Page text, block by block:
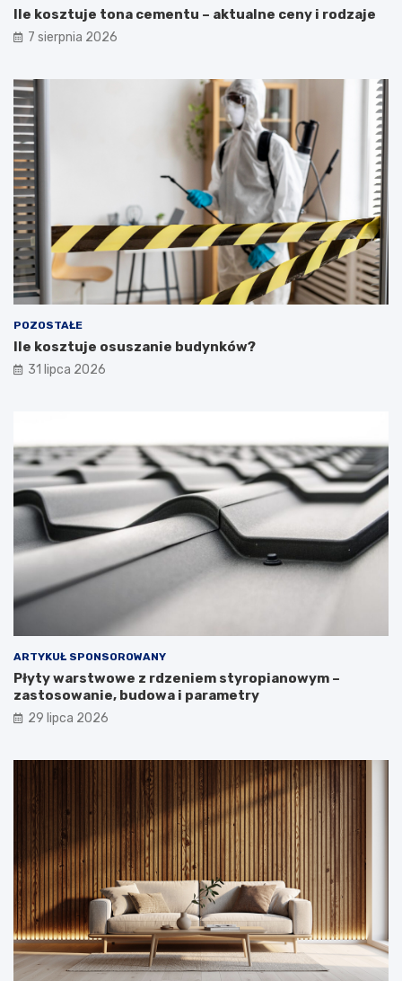
Ile kosztuje tona cementu – aktualne ceny i rodzaje
7 sierpnia 2026
POZOSTAŁE
Ile kosztuje osuszanie budynków?
31 lipca 2026
ARTYKUŁ SPONSOROWANY
Płyty warstwowe z rdzeniem styropianowym –
zastosowanie, budowa i parametry
29 lipca 2026